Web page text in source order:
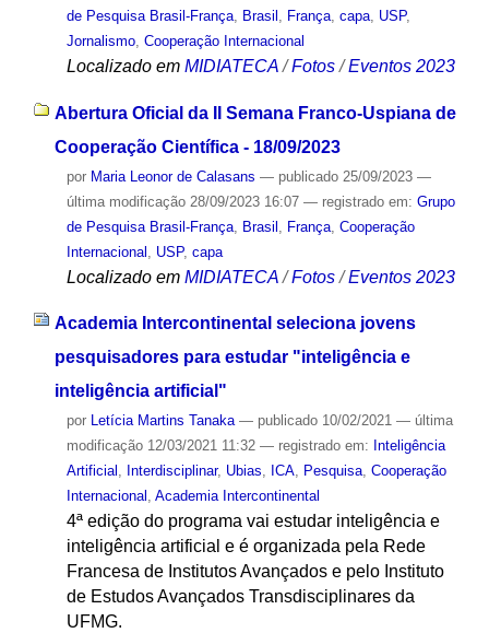
de Pesquisa Brasil-França, Brasil França, capa, USP,
Jornalismo, Cooperação Internacional
Localizado em MIDIATECA /Fotos /Eventos 2023
Abertura Oficial da II Semana Franco-Uspiana de
Cooperação Científica - 18/09/2023
por Maria Leonor de Calasans — publicado25/09/2023 —
última modificação28/09/2023 16:07 — registrado em: Grupo
de Pesquisa Brasil-França, Brasil França, Cooperação
Internacional
USP, capa
Localizado em MIDIATECA /Fotos /Eventos 2023
Academia Intercontinental seleciona jovens
pesquisadores para estudar "inteligência e
inteligência artificial"
por Letícia Martins Tanaka — publicado10/02/2021 — última
modificação12/03/2021 11:32 — registrado em: Inteligência
Artificial , Interdisciplinar, Ubias, ICA, Pesquisa, Cooperação
Internacional , Academia Intercontinental
4ª edição do programa vai estudar inteligência e
inteligência artificial e é organizada pela Rede
Francesa de Institutos Avançados e pelo Instituto
de Estudos Avançados Transdisciplinares da
UFMG.